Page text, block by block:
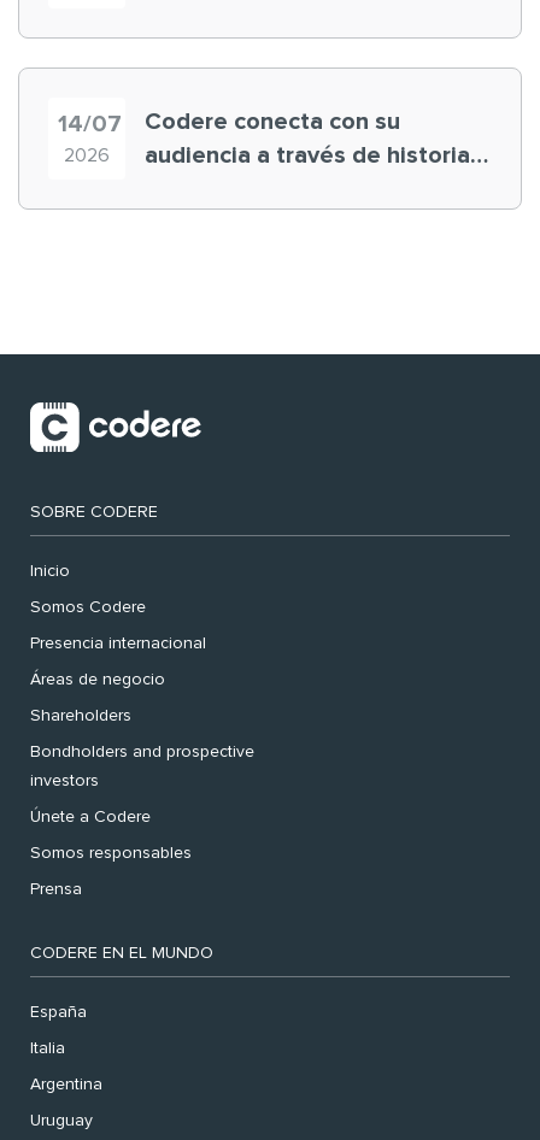
14/07
2026
Codere conecta con su
audiencia a través de historias
SOBRE CODERE
Inicio
Somos Codere
Presencia internacional
Áreas de negocio
Shareholders
Bondholders and prospective
investors
Únete a Codere
Somos responsables
Prensa
CODERE EN EL MUNDO
España
Italia
Argentina
Uruguay